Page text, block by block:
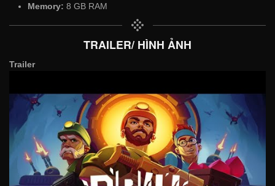
Memory: 8 GB RAM
TRAILER/ HÌNH ẢNH
Trailer